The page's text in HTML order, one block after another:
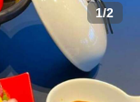
1/2